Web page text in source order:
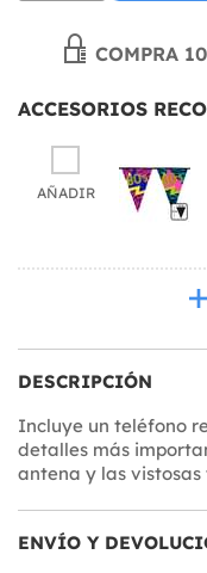
COMPRA
ACCESORIOS
AÑADIR
DESCRIPCIÓN
Incluye un teléfono
detalles más
antena y las vistosas
ENVÍO Y